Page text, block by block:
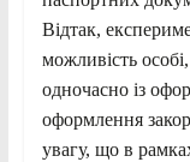
Відтак,
можливість
одночасно із
оформлення
увагу, що в